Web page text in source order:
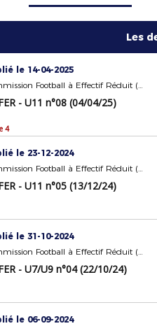
Les
le 14-04-2025
Commission Football à Effectif Réduit (U7/U9 - U11)
- U11 n°08 (04/04/25)
4
le 23-12-2024
Commission Football à Effectif Réduit (U7/U9 - U11)
- U11 n°05 (13/12/24)
le 31-10-2024
Commission Football à Effectif Réduit (U7/U9 - U11)
- U7/U9 n°04 (22/10/24)
le 06-09-2024